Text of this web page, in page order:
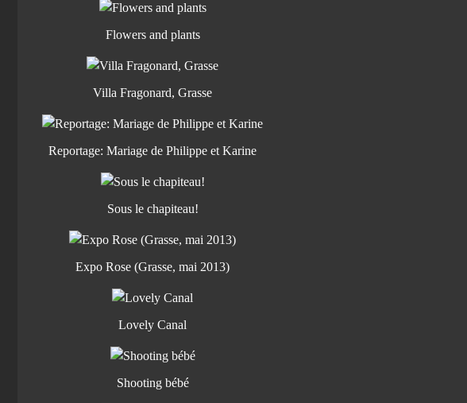
Flowers and plants
Villa Fragonard, Grasse
Reportage: Mariage de Philippe et Karine
Sous le chapiteau!
Expo Rose (Grasse, mai 2013)
Lovely Canal
Shooting bébé